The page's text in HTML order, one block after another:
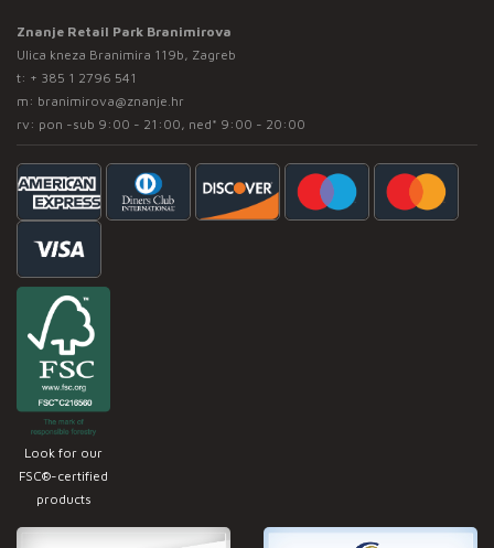
Znanje Retail Park Branimirova
Ulica kneza Branimira 119b, Zagreb
t: + 385 1 2796 541
m: branimirova@znanje.hr
rv: pon -sub 9:00 - 21:00, ned* 9:00 - 20:00
Look for our
FSC®-certified
products